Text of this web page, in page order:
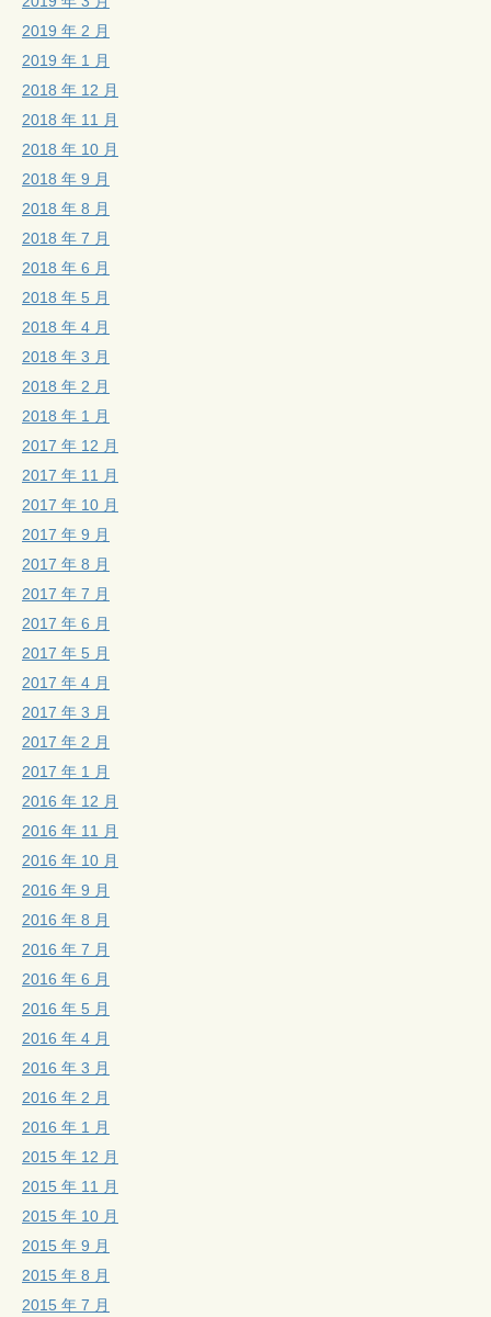
2019 年 2 月
2019 年 1 月
2018 年 12 月
2018 年 11 月
2018 年 10 月
2018 年 9 月
2018 年 8 月
2018 年 7 月
2018 年 6 月
2018 年 5 月
2018 年 4 月
2018 年 3 月
2018 年 2 月
2018 年 1 月
2017 年 12 月
2017 年 11 月
2017 年 10 月
2017 年 9 月
2017 年 8 月
2017 年 7 月
2017 年 6 月
2017 年 5 月
2017 年 4 月
2017 年 3 月
2017 年 2 月
2017 年 1 月
2016 年 12 月
2016 年 11 月
2016 年 10 月
2016 年 9 月
2016 年 8 月
2016 年 7 月
2016 年 6 月
2016 年 5 月
2016 年 4 月
2016 年 3 月
2016 年 2 月
2016 年 1 月
2015 年 12 月
2015 年 11 月
2015 年 10 月
2015 年 9 月
2015 年 8 月
2015 年 7 月